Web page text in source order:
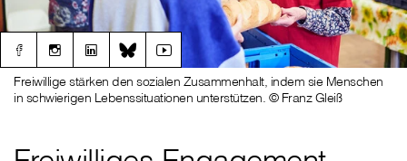
Freiwillige stärken den sozialen Zusammenhalt, indem sie Menschen
in schwierigen Lebenssituationen unterstützen. © Franz Gleiß